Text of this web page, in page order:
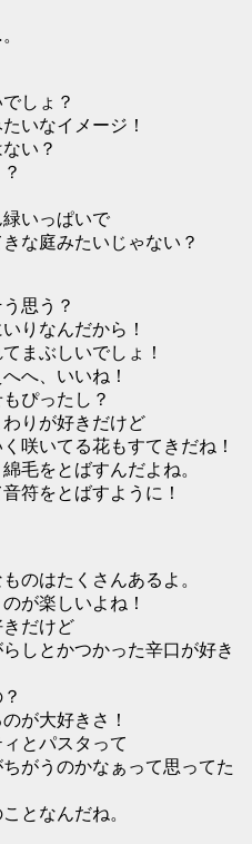
しょ？
いなイメージ！
い？
いっぱいで
な庭みたいじゃない？
思う？
りなんだから！
まぶしいでしょ！
へ、いいね！
ぴったし？
りが好きだけど
咲いてる花もすてきだね！
毛をとばすんだよね。
符をとばすように！
のはたくさんあるよ。
が楽しいよね！
だけど
しとかつかった辛口が好き
が大好きさ！
とパスタって
がうのかなぁって思ってた
となんだね。